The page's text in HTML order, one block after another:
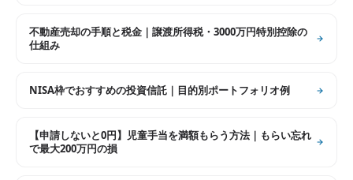
不動産売却の手順と税金｜譲渡所得税・3000万円特別控除の
仕組み
NISA枠でおすすめの投資信託｜目的別ポートフォリオ例
【申請しないと0円】児童手当を満額もらう方法｜もらい忘れ
で最大200万円の損